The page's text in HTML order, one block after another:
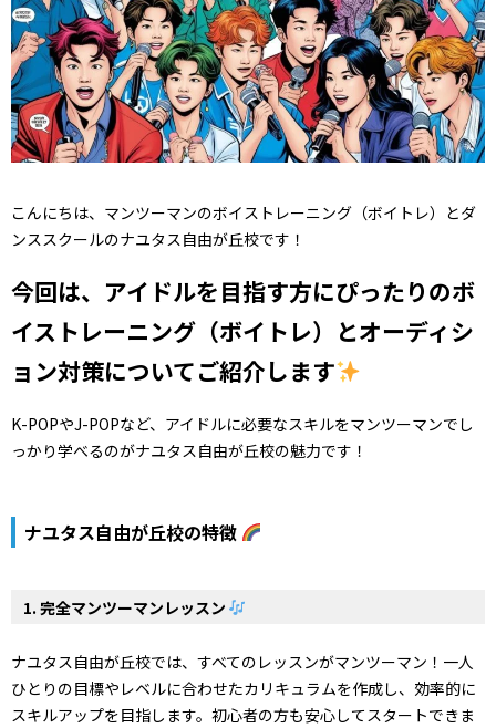
こんにちは、マンツーマンのボイストレーニング（ボイトレ）とダ
ンススクールのナユタス自由が丘校です！
今回は、アイドルを目指す方にぴったりのボ
イストレーニング（ボイトレ）とオーディシ
ョン対策についてご紹介します
K-POPやJ-POPなど、アイドルに必要なスキルをマンツーマンでし
っかり学べるのがナユタス自由が丘校の魅力です！
ナユタス自由が丘校の特徴
1. 完全マンツーマンレッスン
ナユタス自由が丘校では、すべてのレッスンがマンツーマン！一人
ひとりの目標やレベルに合わせたカリキュラムを作成し、効率的に
スキルアップを目指します。初心者の方も安心してスタートできま